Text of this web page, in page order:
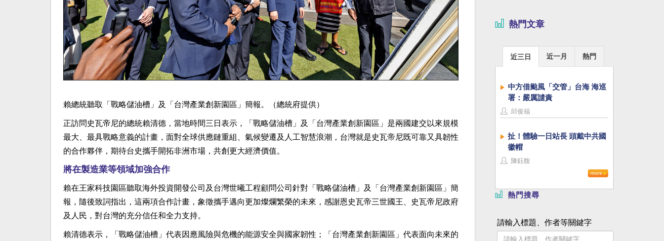
賴總統聽取「戰略儲油槽」及「台灣產業創新園區」簡報。（總統府提供）
正訪問史瓦帝尼的總統賴清德，當地時間三日表示，「戰略儲油槽」及「台灣產業創新園區」是兩國建交以來規模
最大、最具戰略意義的計畫，面對全球供應鏈重組、氣候變遷及人工智慧浪潮，台灣就是史瓦帝尼既可靠又具韌性
的合作夥伴，期待台史攜手開拓非洲市場，共創更大經濟價值。
將在製造業等領域加強合作
賴在王家科技園區聽取海外投資開發公司及台灣世曦工程顧問公司針對「戰略儲油槽」及「台灣產業創新園區」簡
報，隨後致詞指出，這兩項合作計畫，象徵攜手邁向更加燦爛繁榮的未來，感謝恩史瓦帝三世國王、史瓦帝尼政府
及人民，對台灣的充分信任和全力支持。
賴清德表示，「戰略儲油槽」代表因應風險與危機的能源安全與國家韌性；「台灣產業創新園區」代表面向未來的
熱門文章
近三日 近一月 熱門
中方借颱風「交管」台海 海巡
署：嚴厲譴責
邱俊福
扯！體驗一日站長 頭戴中共國
徽帽
陳鈺馥
熱門搜尋
請輸入標題、作者等關鍵字